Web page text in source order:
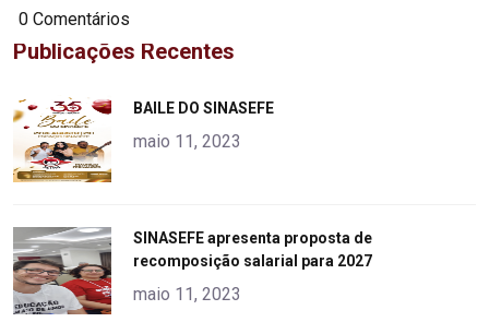
0 Comentários
Publicações Recentes
alt="product">
BAILE DO SINASEFE
maio 11, 2023
alt="product">
SINASEFE apresenta proposta de
recomposição salarial para 2027
maio 11, 2023